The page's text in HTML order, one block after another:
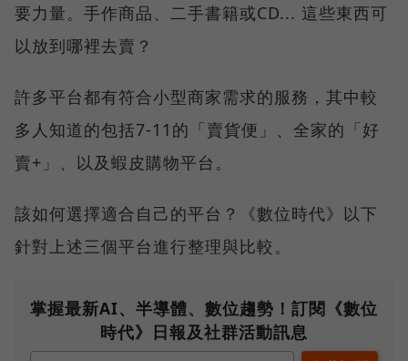
要力量。手作商品、二手書籍或CD... 這些東西可
以放到哪裡去賣？
許多平台都有符合小型商家需求的服務，其中較
多人知道的包括7-11的「賣貨便」、全家的「好
賣+」、以及蝦皮購物平台。
該如何選擇適合自己的平台？《數位時代》以下
針對上述三個平台進行整理與比較。
掌握最新AI、半導體、數位趨勢！訂閱《數位
時代》日報及社群活動訊息